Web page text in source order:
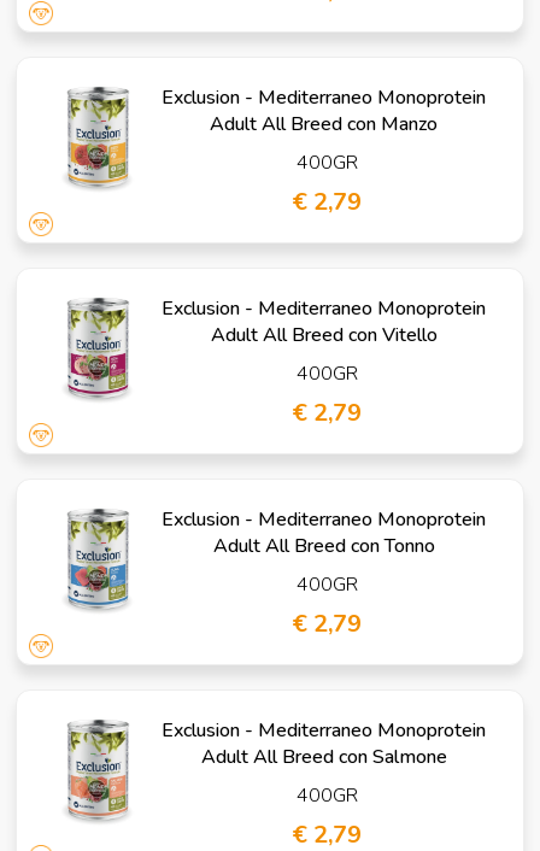
Exclusion - Mediterraneo Monoprotein
Adult All Breed con Manzo
400GR
€ 2,79
Exclusion - Mediterraneo Monoprotein
Adult All Breed con Vitello
400GR
€ 2,79
Exclusion - Mediterraneo Monoprotein
Adult All Breed con Tonno
400GR
€ 2,79
Exclusion - Mediterraneo Monoprotein
Adult All Breed con Salmone
400GR
€ 2,79